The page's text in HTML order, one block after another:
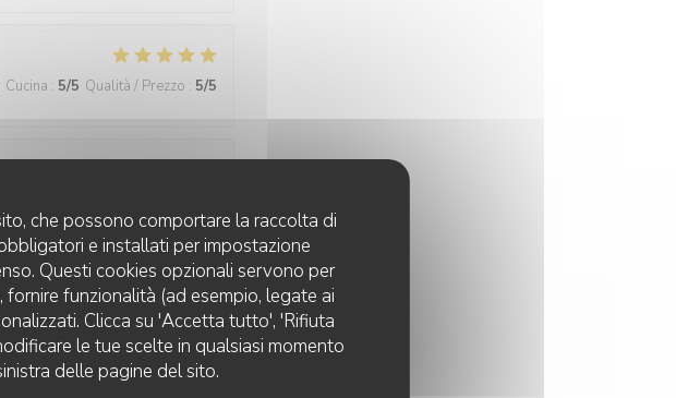
che possono comportare la raccolta di
e installati per impostazione
Questi cookies opzionali servono per
funzionalità (ad esempio, legate ai
Clicca su 'Accetta tutto', 'Rifiuta
le tue scelte in qualsiasi momento
delle pagine del sito.
Cucina : 5/5 Qualità / Prezzo : 5/5
Cucina:5/5 Qualità / Prezzo:5/5